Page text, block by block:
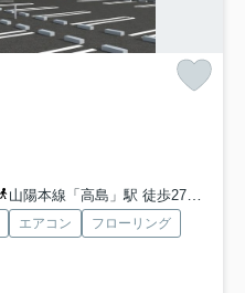
山陽本線「高島」駅 徒歩27分
エアコン
フローリング